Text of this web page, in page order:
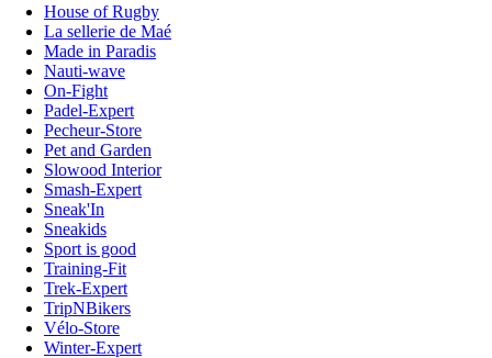
House of Rugby
La sellerie de Maé
Made in Paradis
Nauti-wave
On-Fight
Padel-Expert
Pecheur-Store
Pet and Garden
Slowood Interior
Smash-Expert
Sneak'In
Sneakids
Sport is good
Training-Fit
Trek-Expert
TripNBikers
Vélo-Store
Winter-Expert